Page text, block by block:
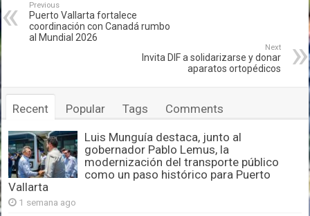
Previous
Puerto Vallarta fortalece
coordinación con Canadá rumbo
al Mundial 2026
Next
Invita DIF a solidarizarse y donar
aparatos ortopédicos
Recent Popular Tags Comments
Luis Munguía destaca, junto al
gobernador Pablo Lemus, la
modernización del transporte público
como un paso histórico para Puerto
Vallarta
1 semana ago